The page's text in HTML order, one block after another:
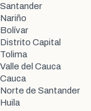
Santander
Nariño
Bolívar
Distrito Capital
Tolima
Valle del Cauca
Cauca
Norte de Santander
Huila